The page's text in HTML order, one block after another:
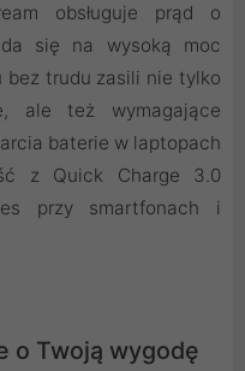
obsługuje prąd o
się na wysoką moc
bez trudu zasili nie tylko
ale też wymagające
baterie w laptopach
z Quick Charge 3.0
przy smartfonach i
o Twoją wygodę